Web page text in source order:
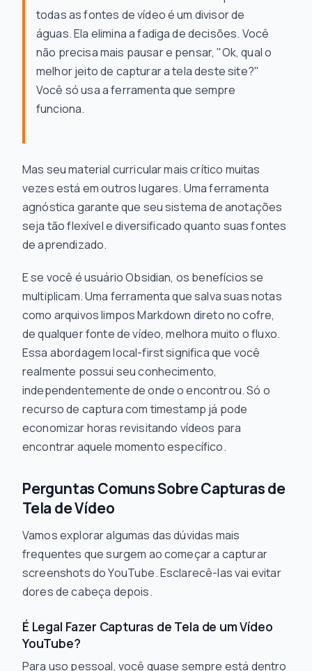
todas as fontes de vídeo é um divisor de
águas. Ela elimina a fadiga de decisões. Você
não precisa mais pausar e pensar, "Ok, qual o
melhor jeito de capturar a tela deste site?"
Você só usa a ferramenta que sempre
funciona.
Mas seu material curricular mais crítico muitas
vezes está em outros lugares. Uma ferramenta
agnóstica garante que seu sistema de anotações
seja tão flexível e diversificado quanto suas fontes
de aprendizado.
E se você é usuário Obsidian, os benefícios se
multiplicam. Uma ferramenta que salva suas notas
como arquivos limpos Markdown direto no cofre,
dequalquerfonte de vídeo, melhora muito o fluxo.
Essa abordagem local-first significa que você
realmente possui seu conhecimento,
independentemente de onde o encontrou. Só o
recurso de captura com timestamp já pode
economizar horas revisitando vídeos para
encontrar aquele momento específico.
Perguntas Comuns Sobre Capturas de
Tela de Vídeo
Vamos explorar algumas das dúvidas mais
frequentes que surgem ao começar a capturar
screenshots do YouTube. Esclarecê-las vai evitar
dores de cabeça depois.
É Legal Fazer Capturas de Tela de um Vídeo
YouTube?
Para uso pessoal, você quase sempre está dentro